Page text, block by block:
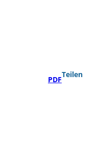
PDF
Teilen